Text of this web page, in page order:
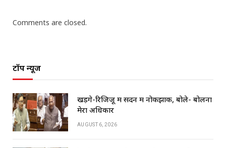
Comments are closed.
टॉप न्यूज
खड़गे-रिजिजू में सदन में नोकझोंक, बोले- बोलना
मेरा अधिकार
AUGUST 6, 2026